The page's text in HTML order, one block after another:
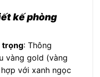
kế phòng
trọng: Thông
vàng gold (vàng
với xanh ngọc